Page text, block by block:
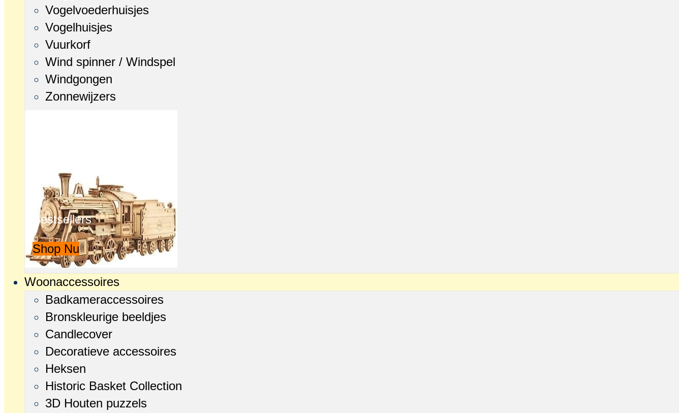
Vogelvoederhuisjes
Vogelhuisjes
Vuurkorf
Wind spinner / Windspel
Windgongen
Zonnewijzers
Bestsellers
Shop Nu
Woonaccessoires
Badkameraccessoires
Bronskleurige beeldjes
Candlecover
Decoratieve accessoires
Heksen
Historic Basket Collection
3D Houten puzzels